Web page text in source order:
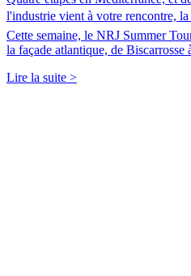
l'industrie vient à votre rencontre,
Cette semaine, le NRJ Summer
la façade atlantique, de Biscarrosse
Lire la suite >